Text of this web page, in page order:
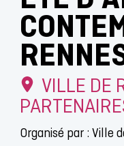
VILLE DE
Organisé par : Ville